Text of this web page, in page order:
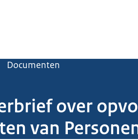
Documenten
over
van